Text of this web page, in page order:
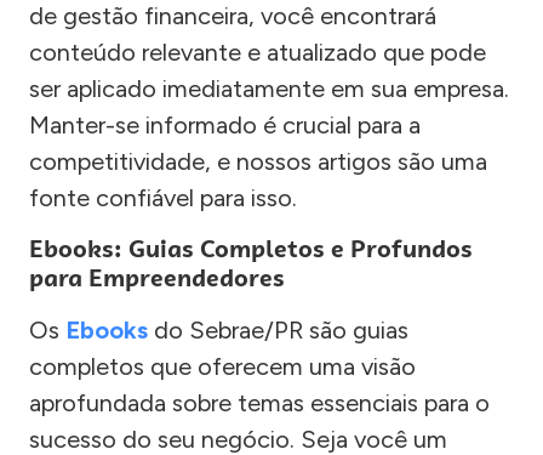
de gestão financeira, você encontrará
conteúdo relevante e atualizado que pode
ser aplicado imediatamente em sua empresa.
Manter-se informado é crucial para a
competitividade, e nossos artigos são uma
fonte confiável para isso.
Ebooks: Guias Completos e Profundos
para Empreendedores
Os Ebooks do Sebrae/PR são guias
completos que oferecem uma visão
aprofundada sobre temas essenciais para o
sucesso do seu negócio. Seja você um